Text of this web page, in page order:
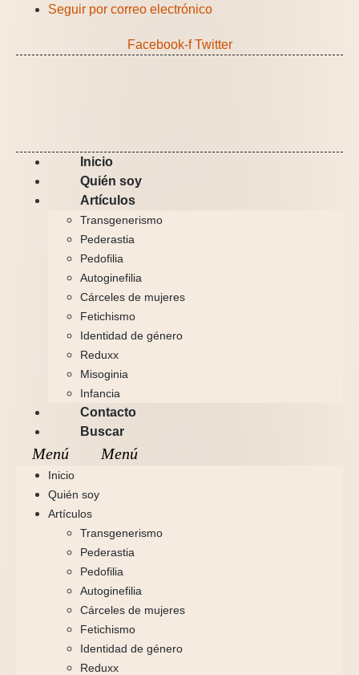
Seguir por correo electrónico
Facebook-f Twitter
Inicio
Quién soy
Artículos
Transgenerismo
Pederastia
Pedofilia
Autoginefilia
Cárceles de mujeres
Fetichismo
Identidad de género
Reduxx
Misoginia
Infancia
Contacto
Buscar
Inicio
Quién soy
Artículos
Transgenerismo
Pederastia
Pedofilia
Autoginefilia
Cárceles de mujeres
Fetichismo
Identidad de género
Reduxx